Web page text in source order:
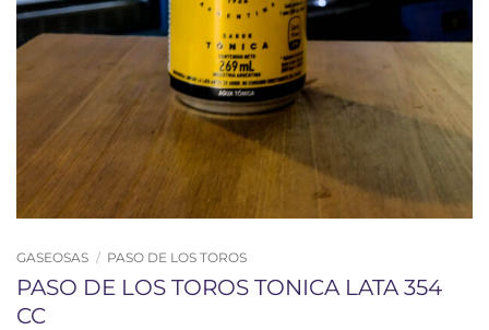
GASEOSAS / PASO DE LOS TOROS
PASO DE LOS TOROS TONICA LATA 354
CC